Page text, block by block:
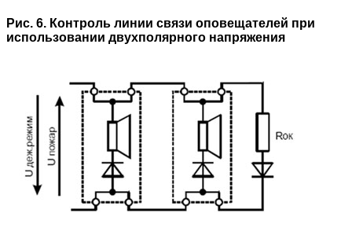
Рис. 6. Контроль линии связи оповещателей при
использовании двухполярного напряжения